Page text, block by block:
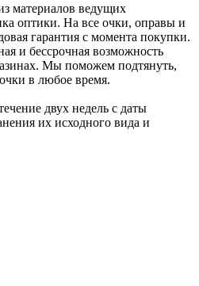
материалов ведущих
оптики. На все очки, оправы и
гарантия с момента покупки.
и бессрочная возможность
Мы поможем подтянуть,
в любое время.
двух недель с даты
их исходного вида и